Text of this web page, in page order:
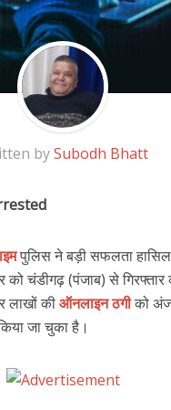
bySubodh Bhatt
पुलिस ने बड़ी सफलता हासिल
को चंडीगढ़ (पंजाब) से
लाखों कीऑनलाइन ठगीको
जा चुका है।